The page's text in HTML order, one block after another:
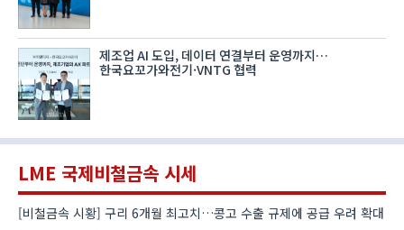
제조업 AI 도입, 데이터 연결부터 운영까지…
한국요꼬가와전기·VNTG 협력
LME 국제비철금속 시세
[비철금속 시황] 구리 6개월 최고치…콩고 수출 규제에 공급 우려 확대